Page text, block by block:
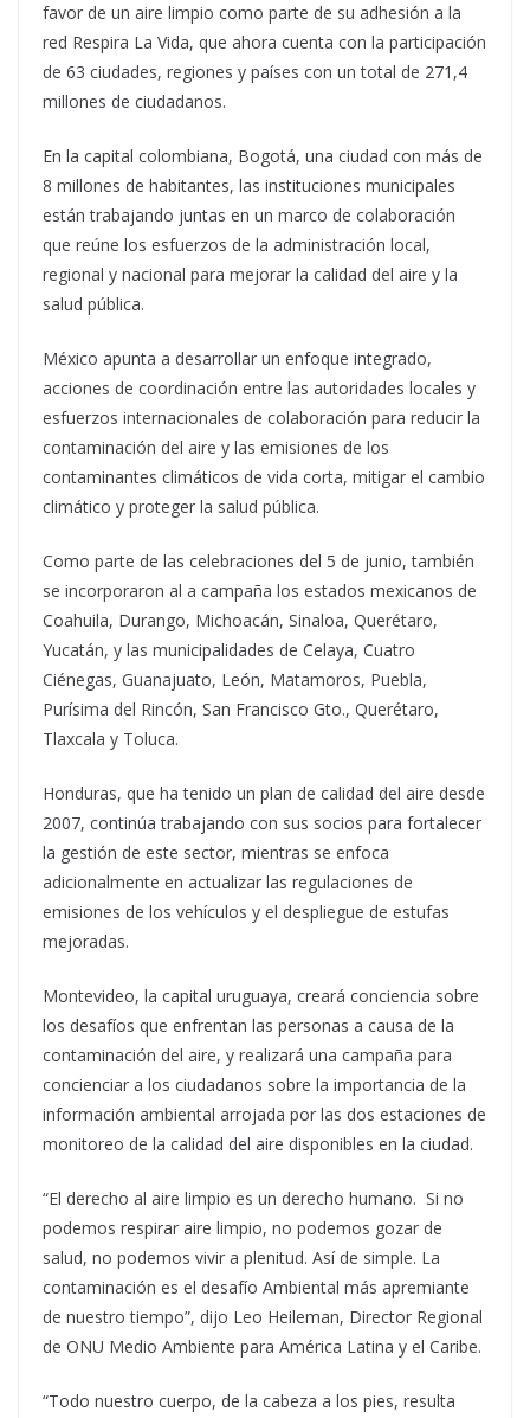
favor de un aire limpio como parte de su adhesión a la
red Respira La Vida, que ahora cuenta con la participación
de 63 ciudades, regiones y países con un total de 271,4
millones de ciudadanos.
En la capital colombiana, Bogotá, una ciudad con más de
8 millones de habitantes, las instituciones municipales
están trabajando juntas en un marco de colaboración
que reúne los esfuerzos de la administración local,
regional y nacional para mejorar la calidad del aire y la
salud pública.
México apunta a desarrollar un enfoque integrado,
acciones de coordinación entre las autoridades locales y
esfuerzos internacionales de colaboración para reducir la
contaminación del aire y las emisiones de los
contaminantes climáticos de vida corta, mitigar el cambio
climático y proteger la salud pública.
Como parte de las celebraciones del 5 de junio, también
se incorporaron al a campaña los estados mexicanos de
Coahuila, Durango, Michoacán, Sinaloa, Querétaro,
Yucatán, y las municipalidades de Celaya, Cuatro
Ciénegas, Guanajuato, León, Matamoros, Puebla,
Purísima del Rincón, San Francisco Gto., Querétaro,
Tlaxcala y Toluca.
Honduras, que ha tenido un plan de calidad del aire desde
2007, continúa trabajando con sus socios para fortalecer
la gestión de este sector, mientras se enfoca
adicionalmente en actualizar las regulaciones de
emisiones de los vehículos y el despliegue de estufas
mejoradas.
Montevideo, la capital uruguaya, creará conciencia sobre
los desafíos que enfrentan las personas a causa de la
contaminación del aire, y realizará una campaña para
concienciar a los ciudadanos sobre la importancia de la
información ambiental arrojada por las dos estaciones de
monitoreo de la calidad del aire disponibles en la ciudad.
“El derecho al aire limpio es un derecho humano. Si no
podemos respirar aire limpio, no podemos gozar de
salud, no podemos vivir a plenitud. Así de simple. La
contaminación es el desafío Ambiental más apremiante
de nuestro tiempo”, dijo Leo Heileman, Director Regional
de ONU Medio Ambiente para América Latina y el Caribe.
“Todo nuestro cuerpo, de la cabeza a los pies, resulta